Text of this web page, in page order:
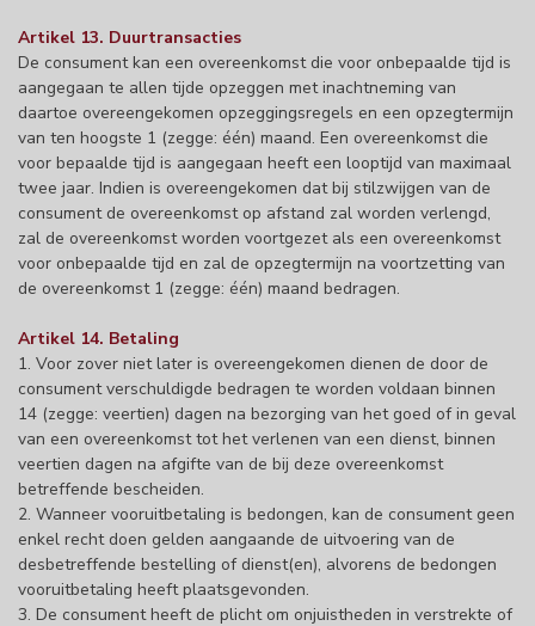
Artikel 13. Duurtransacties
De consument kan een overeenkomst die voor onbepaalde tijd is
aangegaan te allen tijde opzeggen met inachtneming van
daartoe overeengekomen opzeggingsregels en een opzegtermijn
van ten hoogste 1 (zegge: één) maand. Een overeenkomst die
voor bepaalde tijd is aangegaan heeft een looptijd van maximaal
twee jaar. Indien is overeengekomen dat bij stilzwijgen van de
consument de overeenkomst op afstand zal worden verlengd,
zal de overeenkomst worden voortgezet als een overeenkomst
voor onbepaalde tijd en zal de opzegtermijn na voortzetting van
de overeenkomst 1 (zegge: één) maand bedragen.
Artikel 14. Betaling
1. Voor zover niet later is overeengekomen dienen de door de
consument verschuldigde bedragen te worden voldaan binnen
14 (zegge: veertien) dagen na bezorging van het goed of in geval
van een overeenkomst tot het verlenen van een dienst, binnen
veertien dagen na afgifte van de bij deze overeenkomst
betreffende bescheiden.
2. Wanneer vooruitbetaling is bedongen, kan de consument geen
enkel recht doen gelden aangaande de uitvoering van de
desbetreffende bestelling of dienst(en), alvorens de bedongen
vooruitbetaling heeft plaatsgevonden.
3. De consument heeft de plicht om onjuistheden in verstrekte of